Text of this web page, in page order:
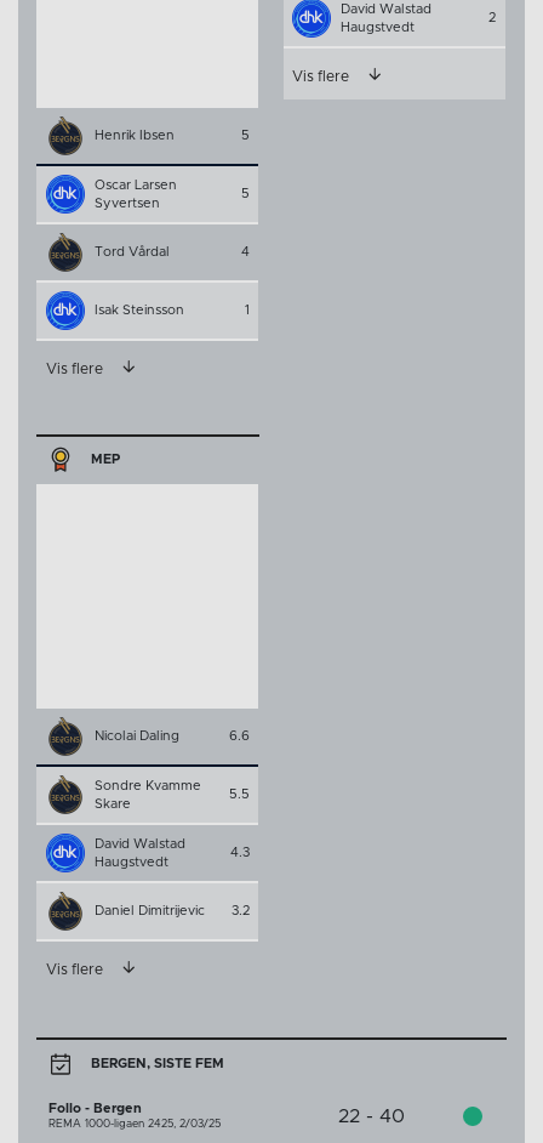
Henrik Ibsen 5
Oscar Larsen
Syvertsen
5
Tord Vårdal 4
Isak Steinsson 1
Vis flere
David Walstad
Haugstvedt
2
Vis flere
MEP
Nicolai Daling 6.6
Sondre Kvamme
Skare
5.5
David Walstad
Haugstvedt
4.3
Daniel Dimitrijevic 3.2
Vis flere
BERGEN, SISTE FEM
Follo - Bergen
REMA 1000-ligaen 2425, 2/03/25 22 - 40